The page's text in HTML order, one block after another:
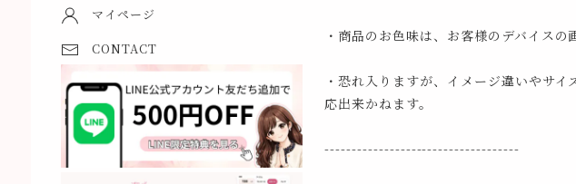
マイページ
CONTACT
・商品のお色味は、お客様のデバイス
・恐れ入りますが、イメージ違いやサ
応出来かねます。
------------------------------------